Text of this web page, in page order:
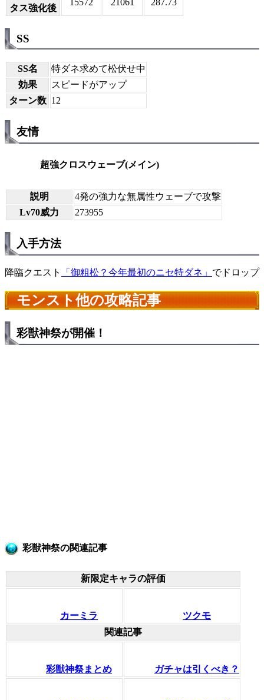
タス強化後
15572 21061 287.73
SS
SS名
特ダネ求めて松伏せ中
効果
スピードがアップ
ターン数 12
友情
超強クロスウェーブ(メイン)
説明
4発の強力な無属性ウェーブで攻撃
Lv70威力
273955
入手方法
降臨クエスト 「御粗松？今年最初のニセ特ダネ」 でドロップ
モンスト他の攻略記事
彩獣神祭が開催！
彩獣神祭の関連記事
新限定キャラの評価
カーミラ
ツクモ
関連記事
彩獣神祭まとめ ガチャは引くべき？